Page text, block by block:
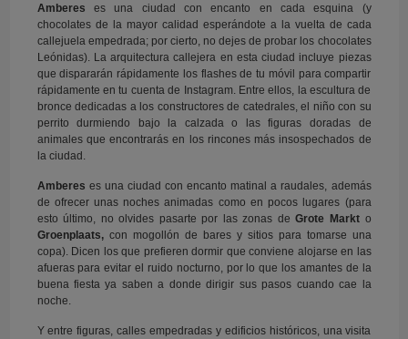
Amberes es una ciudad con encanto en cada esquina (y
chocolates de la mayor calidad esperándote a la vuelta de cada
callejuela empedrada; por cierto, no dejes de probar los chocolates
Leónidas). La arquitectura callejera en esta ciudad incluye piezas
que dispararán rápidamente los flashes de tu móvil para compartir
rápidamente en tu cuenta de Instagram. Entre ellos, la escultura de
bronce dedicadas a los constructores de catedrales, el niño con su
perrito durmiendo bajo la calzada o las figuras doradas de
animales que encontrarás en los rincones más insospechados de
la ciudad.
Amberes es una ciudad con encanto matinal a raudales, además
de ofrecer unas noches animadas como en pocos lugares (para
esto último, no olvides pasarte por las zonas deGrote Markto
Groenplaats,con mogollón de bares y sitios para tomarse una
copa). Dicen los que prefieren dormir que conviene alojarse en las
afueras para evitar el ruido nocturno, por lo que los amantes de la
buena fiesta ya saben a donde dirigir sus pasos cuando cae la
noche.
Y entre figuras, calles empedradas y edificios históricos, una visita